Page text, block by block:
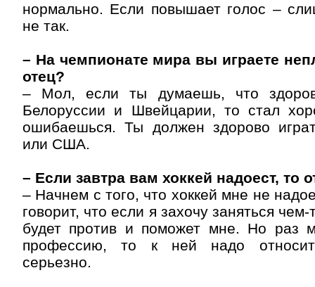
нормально. Если повышает голос –
не так.
– На чемпионате мира вы играете
отец?
– Мол, если ты думаешь, что
Белоруссии и Швейцарии, то стал
ошибаешься. Ты должен здорово
или США.
– Если завтра вам хоккей надоест, то
– Начнем с того, что хоккей мне не
говорит, что если я захочу заняться
будет против и поможет мне. Но раз
профессию, то к ней надо
серьезно.